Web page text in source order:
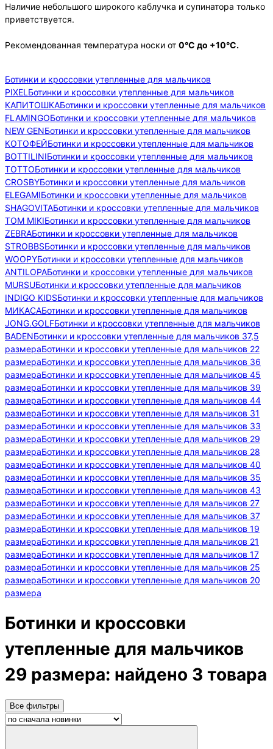
Наличие небольшого широкого каблучка и супинатора только
приветствуется.
Рекомендованная температура носки от 0°С до +10°С.
Ботинки и кроссовки утепленные для мальчиков
PIXEL Ботинки и кроссовки утепленные для мальчиков
КАПИТОШКАБотинки и кроссовки утепленные для мальчиков
FLAMINGOБотинки и кроссовки утепленные для мальчиков
NEW GENБотинки и кроссовки утепленные для мальчиков
КОТОФЕЙБотинки и кроссовки утепленные для мальчиков
BOTTILINIБотинки и кроссовки утепленные для мальчиков
TOTTOБотинки и кроссовки утепленные для мальчиков
CROSBYБотинки и кроссовки утепленные для мальчиков
ELEGAMIБотинки и кроссовки утепленные для мальчиков
SHAGOVITAБотинки и кроссовки утепленные для мальчиков
TOM MIKIБотинки и кроссовки утепленные для мальчиков
ZEBRAБотинки и кроссовки утепленные для мальчиков
STROBBSБотинки и кроссовки утепленные для мальчиков
WOOPYБотинки и кроссовки утепленные для мальчиков
ANTILOPAБотинки и кроссовки утепленные для мальчиков
MURSUБотинки и кроссовки утепленные для мальчиков
INDIGO KIDSБотинки и кроссовки утепленные для мальчиков
МИКАСАБотинки и кроссовки утепленные для мальчиков
JONG.GOLFБотинки и кроссовки утепленные для мальчиков
BADENБотинки и кроссовки утепленные для мальчиков 37,5
размераБотинки и кроссовки утепленные для мальчиков 22
размераБотинки и кроссовки утепленные для мальчиков 36
размераБотинки и кроссовки утепленные для мальчиков 45
размераБотинки и кроссовки утепленные для мальчиков 39
размераБотинки и кроссовки утепленные для мальчиков 44
размераБотинки и кроссовки утепленные для мальчиков 31
размераБотинки и кроссовки утепленные для мальчиков 33
размераБотинки и кроссовки утепленные для мальчиков 29
размераБотинки и кроссовки утепленные для мальчиков 28
размераБотинки и кроссовки утепленные для мальчиков 40
размераБотинки и кроссовки утепленные для мальчиков 35
размераБотинки и кроссовки утепленные для мальчиков 43
размераБотинки и кроссовки утепленные для мальчиков 27
размераБотинки и кроссовки утепленные для мальчиков 37
размераБотинки и кроссовки утепленные для мальчиков 19
размераБотинки и кроссовки утепленные для мальчиков 21
размераБотинки и кроссовки утепленные для мальчиков 17
размераБотинки и кроссовки утепленные для мальчиков 25
размераБотинки и кроссовки утепленные для мальчиков 20
размера
Ботинки и кроссовки
утепленные для мальчиков
29 размера: найдено 3 товара
Все фильтры